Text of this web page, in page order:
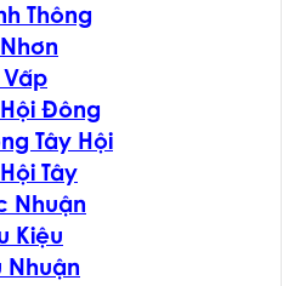
Thông
Vấp
Đông
Tây Hội
Tây
Nhuận
Kiệu
Nhuận